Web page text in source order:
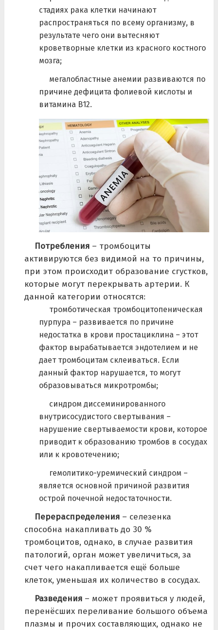
стадиях рака клетки начинают
распространяться по всему организму, в
результате чего они вытесняют
кроветворные клетки из красного костного
мозга;
мегалобластные анемии развиваются по
причине дефицита фолиевой кислоты и
витамина В12.
Потребления– тромбоциты
активируются без видимой на то причины,
при этом происходит образование сгустков,
которые могут перекрывать артерии. К
данной категории относятся:
тромботическая тромбоцитопеническая
пурпура – развивается по причине
недостатка в крови простациклина – этот
фактор вырабатывается эндотелием и не
дает тромбоцитам склеиваться. Если
данный фактор нарушается, то могут
образовываться микротромбы;
синдром диссеминированного
внутрисосудистого свертывания –
нарушение свертываемости крови, которое
приводит к образованию тромбов в сосудах
или к кровотечению;
гемолитико-уремический синдром –
является основной причиной развития
острой почечной недостаточности.
Перераспределения– селезенка
способна накапливать до 30 %
тромбоцитов, однако, в случае развития
патологий, орган может увеличиться, за
счет чего накапливается ещё больше
клеток, уменьшая их количество в сосудах.
Разведения – может проявиться у людей,
перенёсших переливание большого объема
плазмы и прочих составляющих, однако не